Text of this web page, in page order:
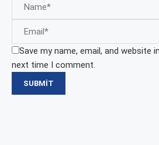
Save my name, email, and website
next time I comment.